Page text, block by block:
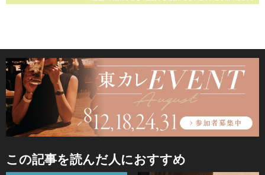
この記事を読んだ人におすすめ